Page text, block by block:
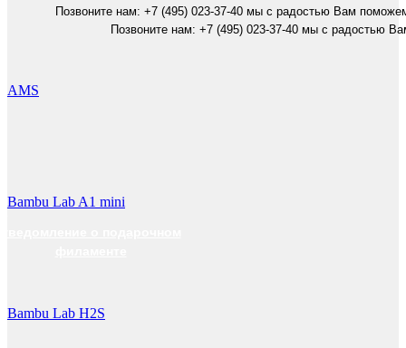
Позвоните нам: +7 (495) 023-37-40 мы с радостью Вам
Позвоните нам: +7 (495) 023-37-40 мы с радостью
AMS
Bambu Lab A1 mini
Bambu Lab H2S